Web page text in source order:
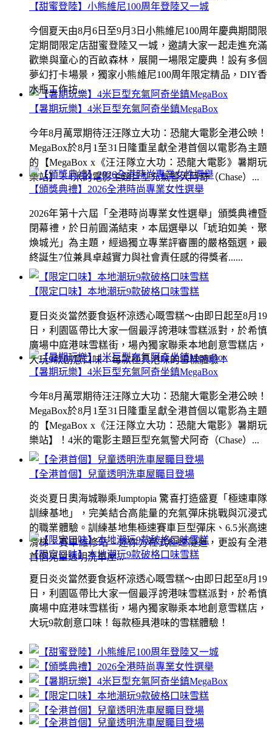
【暑期玩樂】4米巨型充氣阿奇坐鎮MegaBox
今年8月萬眾期待汪汪隊立大功：恐龍大電影全港公映！
MegaBox於8月1至31日隆重呈獻全港首個以電影為主題
的【MegaBox x《汪汪隊立大功：恐龍大電影》暑期玩
樂站】！4米的電影主題巨型充氣警犬阿奇（Chase）...
【限定口味】本地潮玩9款破格口味雪糕
夏日炎炎當然要食返杯涼透心嘅雪糕～由即日起至8月19
日，利園區帶比大家一個最浮誇港味雪糕派對，於希慎
廣場中庭港味雪糕街，場內獨家聯乘本地創意雪糕店，
大玩9款創意口味！每款極具港味的雪糕體驗！
【全港首個】兒童透明洗車屋矚目登場
炎炎夏日奧海城聯乘Jumptopia 驚喜打造盛夏「極速車隊
訓練基地」，完美結合高能量的充氣彈床挑戰與沉浸式
的職業體驗。訓練基地集極速賽車巨型彈床、6.5米高速
滑梯、賽車維修站、迷你方程式極速隧道，更設有全港
首個兒童透明洗車屋...
【甜蜜登陸】小熊維尼100周年登陸又一城
今個夏天由8月6日至9月3日小熊維尼100周年慶典期間限
定期間限定店甜蜜登陸又一城，邀請大家一起走進充滿
歡樂與童心的百畝森林，展開一場限定慶典！設有多個
夢幻打卡場景，獨家小熊維尼100周年限定精品，DIY香
水瓶工作坊...
【頒獎典禮】2026全港時尚專業女性選舉
2026年第十六屆「全港時尚專業女性選舉」頒獎典禮暨
閉幕禮，於日前圓滿結束，本屆選舉以「琥珀如美．聚
煥城光」為主題，經過獨立專業評審團的嚴格甄選，最
終誕生7位兼具卓越實力與社會責任感的得獎者......
【暑期玩樂】4米巨型充氣阿奇坐鎮MegaBox
今年8月萬眾期待汪汪隊立大功：恐龍大電影全港公映！
MegaBox於8月1至31日隆重呈獻全港首個以電影為主題
的【MegaBox x《汪汪隊立大功：恐龍大電影》暑期玩
樂站】！4米的電影主題巨型充氣警犬阿奇（Chase）...
【限定口味】本地潮玩9款破格口味雪糕
夏日炎炎當然要食返杯涼透心嘅雪糕～由即日起至8月19
日，利園區帶比大家一個最浮誇港味雪糕派對，於希慎
廣場中庭港味雪糕街，場內獨家聯乘本地創意雪糕店，
大玩9款創意口味！每款極具港味的雪糕體驗！